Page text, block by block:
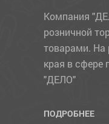
Компания
розничной
товарами. На
края в сфере
"ДЕЛО"
ПОДРОБНЕЕ